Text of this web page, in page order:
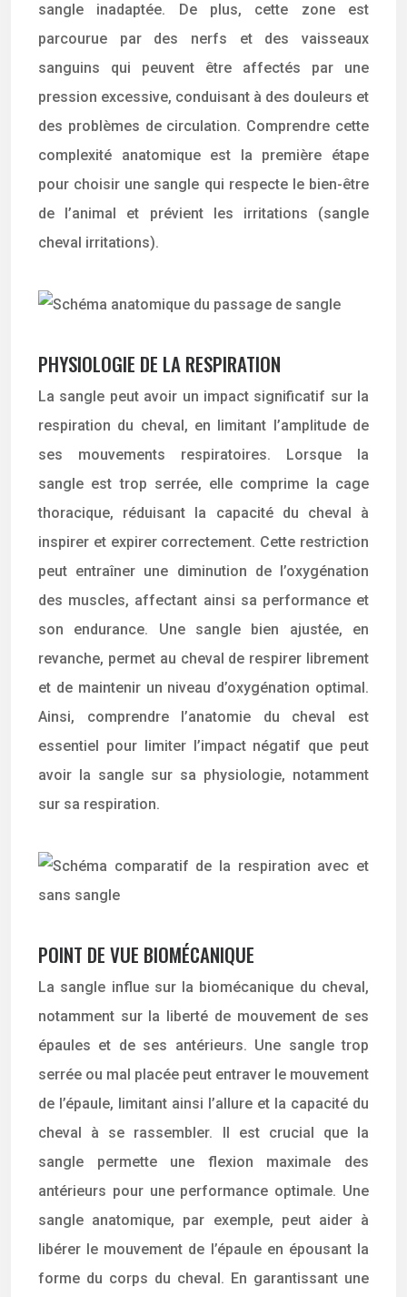
sangle inadaptée. De plus, cette zone est
parcourue par des nerfs et des vaisseaux
sanguins qui peuvent être affectés par une
pression excessive, conduisant à des douleurs et
des problèmes de circulation. Comprendre cette
complexité anatomique est la première étape
pour choisir une sangle qui respecte le bien-être
de l’animal et prévient les irritations (sangle
cheval irritations).
PHYSIOLOGIE DE LA RESPIRATION
La sangle peut avoir un impact significatif sur la
respiration du cheval, en limitant l’amplitude de
ses mouvements respiratoires. Lorsque la
sangle est trop serrée, elle comprime la cage
thoracique, réduisant la capacité du cheval à
inspirer et expirer correctement. Cette restriction
peut entraîner une diminution de l’oxygénation
des muscles, affectant ainsi sa performance et
son endurance. Une sangle bien ajustée, en
revanche, permet au cheval de respirer librement
et de maintenir un niveau d’oxygénation optimal.
Ainsi, comprendre l’anatomie du cheval est
essentiel pour limiter l’impact négatif que peut
avoir la sangle sur sa physiologie, notamment
sur sa respiration.
POINT DE VUE BIOMÉCANIQUE
La sangle influe sur la biomécanique du cheval,
notamment sur la liberté de mouvement de ses
épaules et de ses antérieurs. Une sangle trop
serrée ou mal placée peut entraver le mouvement
de l’épaule, limitant ainsi l’allure et la capacité du
cheval à se rassembler. Il est crucial que la
sangle permette une flexion maximale des
antérieurs pour une performance optimale. Une
sangle anatomique, par exemple, peut aider à
libérer le mouvement de l’épaule en épousant la
forme du corps du cheval. En garantissant une